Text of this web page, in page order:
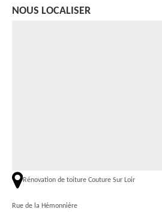
NOUS LOCALISER
Rénovation de toiture Couture Sur Loir
Rue de la Hémonnière